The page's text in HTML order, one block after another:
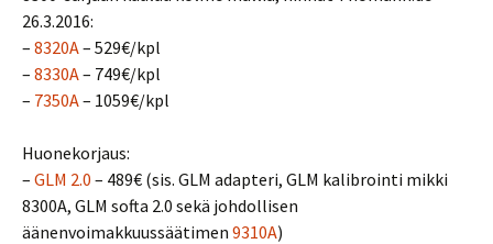
26.3.2016:
– 8320A– 529€/kpl
– 8330A– 749€/kpl
– 7350A– 1059€/kpl
Huonekorjaus:
– GLM 2.0 – 489€ (sis. GLM adapteri, GLM kalibrointi mikki
8300A, GLM softa 2.0 sekä johdollisen
äänenvoimakkuussäätimen 9310A)